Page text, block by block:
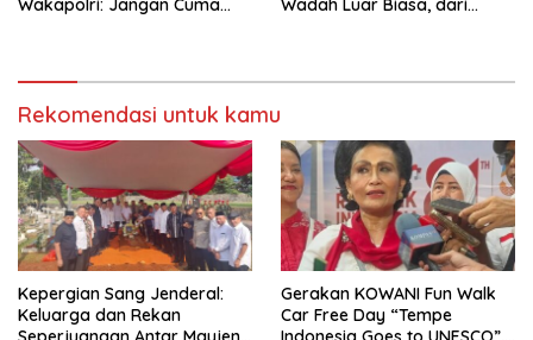
Wakapolri: Jangan Cuma
Wadah Luar Biasa, dari
Rekomendasi untuk kamu
Kepergian Sang Jenderal:
Keluarga dan Rekan
Gerakan KOWANI Fun Walk
Car Free Day “Tempe